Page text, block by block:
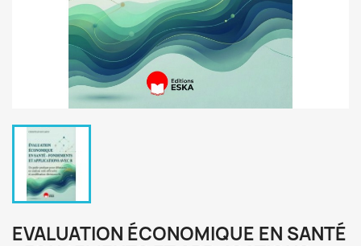
EVALUATION ÉCONOMIQUE EN SANTÉ